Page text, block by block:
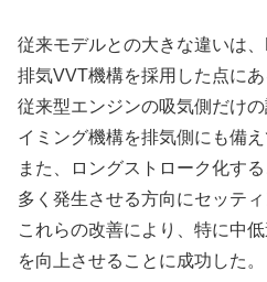
従来モデルとの大きな違いは
排気VVT機構を採用した点にあ
従来型エンジンの吸気側だけ
イミング機構を排気側にも備
また、ロングストローク化す
多く発生させる方向にセッティ
これらの改善により、特に中
を向上させることに成功した。